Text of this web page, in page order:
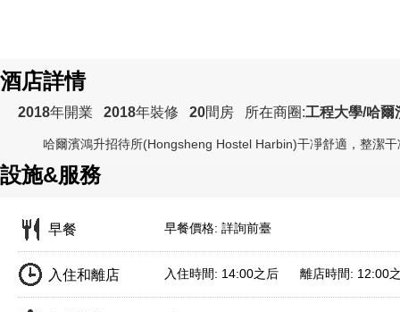
酒店詳情
2018年開業 2018年裝修 20間房 所在商圈:工程大學/哈爾
哈爾濱鴻升招待所(Hongsheng Hostel Harbin)干凈舒適，整潔
設施&服務
早餐 早餐價格: 詳詢前臺
入住和離店 入住時間: 14:00之后 離店時間: 12:00